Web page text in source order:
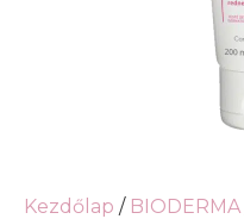
Kezdőlap / BIODERMA